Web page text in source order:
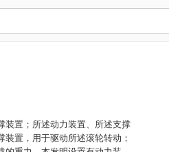
装置；所述动力装置、所述支撑
置，用于驱动所述滚轮转动；